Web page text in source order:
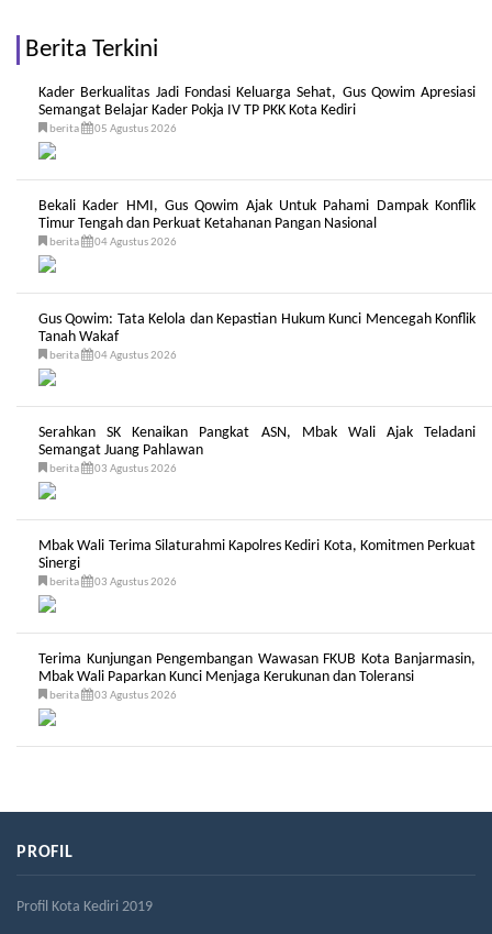
Berita Terkini
Kader Berkualitas Jadi Fondasi Keluarga Sehat, Gus Qowim Apresiasi
Semangat Belajar Kader Pokja IV TP PKK Kota Kediri
berita 05 Agustus 2026
Bekali Kader HMI, Gus Qowim Ajak Untuk Pahami Dampak Konflik
Timur Tengah dan Perkuat Ketahanan Pangan Nasional
berita 04 Agustus 2026
Gus Qowim: Tata Kelola dan Kepastian Hukum Kunci Mencegah Konflik
Tanah Wakaf
berita 04 Agustus 2026
Serahkan SK Kenaikan Pangkat ASN, Mbak Wali Ajak Teladani
Semangat Juang Pahlawan
berita 03 Agustus 2026
Mbak Wali Terima Silaturahmi Kapolres Kediri Kota, Komitmen Perkuat
Sinergi
berita 03 Agustus 2026
Terima Kunjungan Pengembangan Wawasan FKUB Kota Banjarmasin,
Mbak Wali Paparkan Kunci Menjaga Kerukunan dan Toleransi
berita 03 Agustus 2026
PROFIL
Profil Kota Kediri 2019